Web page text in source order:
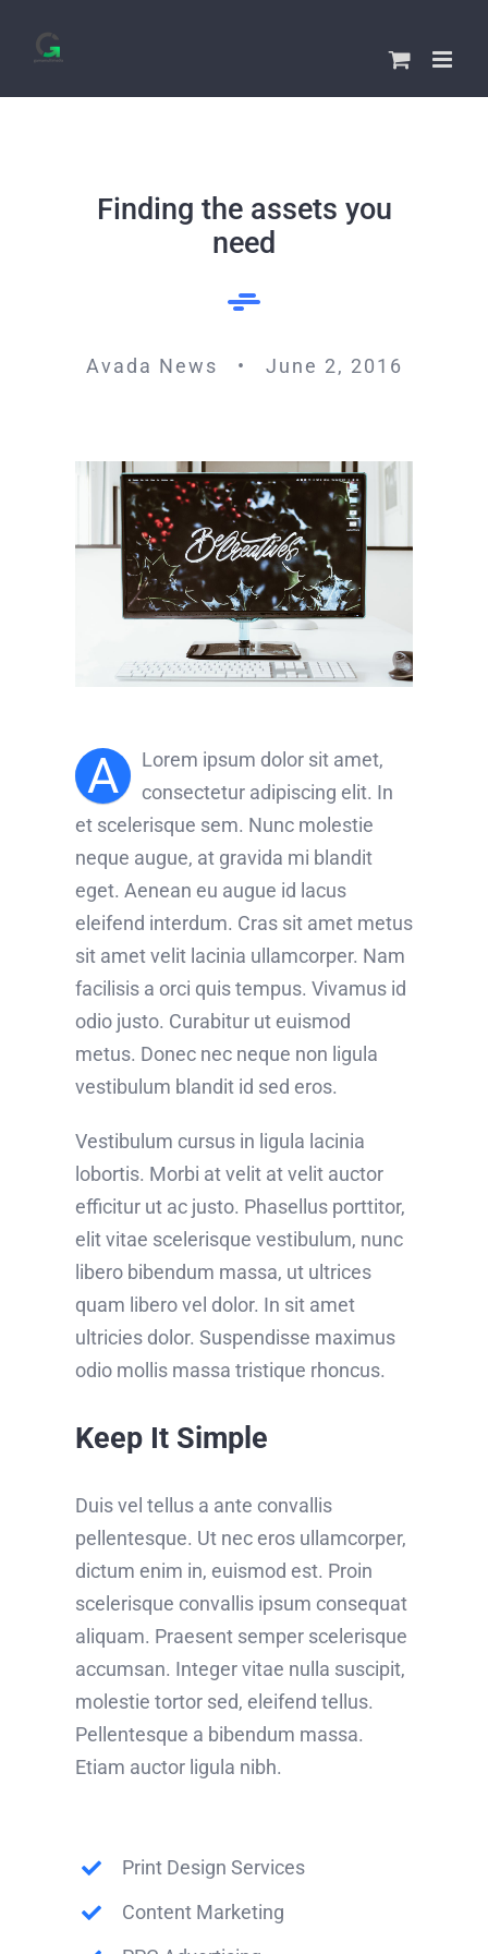
Finding the assets you
need
Avada News • June 2, 2016
A
Lorem ipsum dolor sit amet,
consectetur adipiscing elit. In
et scelerisque sem. Nunc molestie
neque augue, at gravida mi blandit
eget. Aenean eu augue id lacus
eleifend interdum. Cras sit amet metus
sit amet velit lacinia ullamcorper. Nam
facilisis a orci quis tempus. Vivamus id
odio justo. Curabitur ut euismod
metus. Donec nec neque non ligula
vestibulum blandit id sed eros.
Vestibulum cursus in ligula lacinia
lobortis. Morbi at velit at velit auctor
efficitur ut ac justo. Phasellus porttitor,
elit vitae scelerisque vestibulum, nunc
libero bibendum massa, ut ultrices
quam libero vel dolor. In sit amet
ultricies dolor. Suspendisse maximus
odio mollis massa tristique rhoncus.
Keep It Simple
Duis vel tellus a ante convallis
pellentesque. Ut nec eros ullamcorper,
dictum enim in, euismod est. Proin
scelerisque convallis ipsum consequat
aliquam. Praesent semper scelerisque
accumsan. Integer vitae nulla suscipit,
molestie tortor sed, eleifend tellus.
Pellentesque a bibendum massa.
Etiam auctor ligula nibh.
Print Design Services
Content Marketing